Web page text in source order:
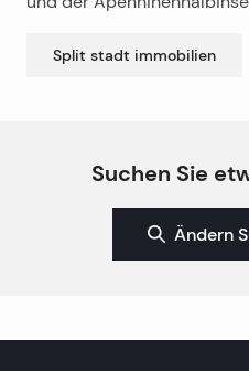
Split stadt immobilien
Suchen Sie
Ändern